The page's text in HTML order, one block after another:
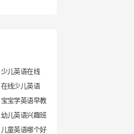
少儿英语在线
在线少儿英语
宝宝学英语早教
幼儿英语兴趣班
儿童英语哪个好